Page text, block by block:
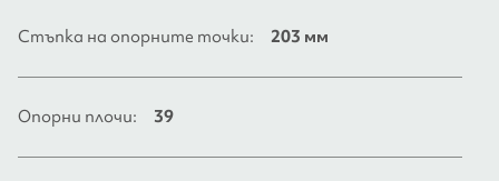
Стъпка на опорните точки: 203 мм
Опорни плочи: 39